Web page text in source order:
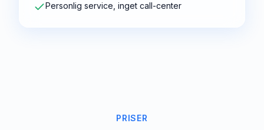
Personlig service, inget call-center
PRISER